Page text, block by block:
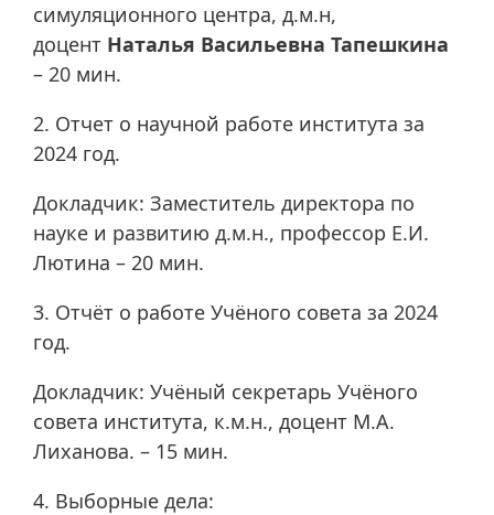
симуляционного центра, д.м.н,
доцент Наталья Васильевна Тапешкина
– 20 мин.
2. Отчет о научной работе института за
2024 год.
Докладчик: Заместитель директора по
науке и развитию д.м.н., профессор Е.И.
Лютина – 20 мин.
3. Отчёт о работе Учёного совета за 2024
год.
Докладчик: Учёный секретарь Учёного
совета института, к.м.н., доцент М.А.
Лиханова. – 15 мин.
4. Выборные дела: